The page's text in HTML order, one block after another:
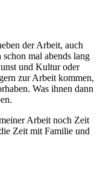
der Arbeit, auch
mal abends lang
und Kultur oder
zur Arbeit kommen,
Was ihnen dann
Arbeit noch Zeit
Zeit mit Familie und